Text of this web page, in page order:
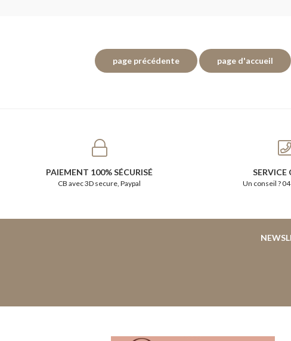
PAIEMENT 100% SÉCURISÉ
CB avec 3D secure, Paypal
SERVICE
Un conseil ?